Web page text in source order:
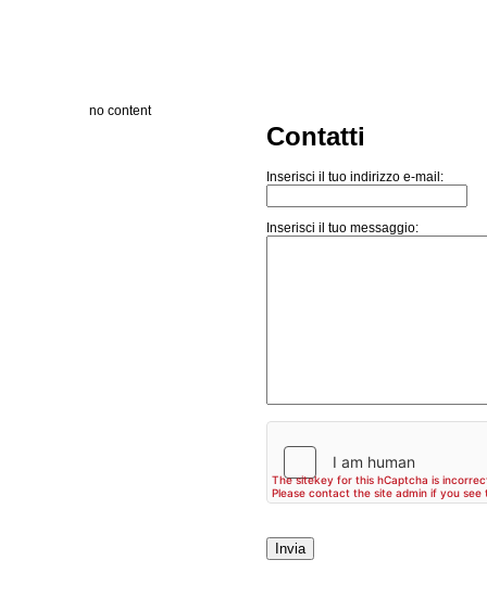
no content
Contatti
Inserisci il tuo indirizzo e-mail:
Inserisci il tuo messaggio: